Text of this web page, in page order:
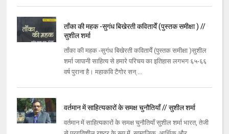
ताँका की महक -सुगंध बिखेरती कवितायेँ (पुस्तक समीक्षा ) //
सुशील शर्मा
ताँका की महक -सुगंध बिखेरती कवितायेँ (पुस्तक समीक्षा )सुशील
शर्मा जापानी साहित्य से हमारे परिचय का इतिहास लगभग ६५-६६
वर्ष पुराना है। महाकवि टैगोर सन् ...
वर्तमान में साहित्यकारों के समक्ष चुनौतियाँ // सुशील शर्मा
वर्तमान में साहित्यकारों के समक्ष चुनौतियाँ सुशील शर्मा भारत, तेजी